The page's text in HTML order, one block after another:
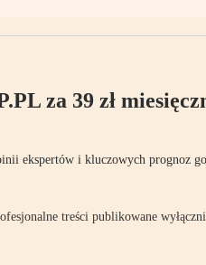
za 39 zł
ekspertów i kluczowych prognoz
treści publikowane